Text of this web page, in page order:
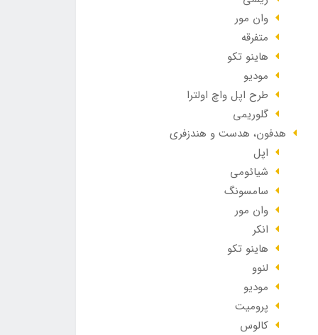
وان مور
متفرقه
هاینو تکو
مودیو
طرح اپل واچ اولترا
گلوریمی
هدفون، هدست و هندزفری
اپل
شیائومی
سامسونگ
وان مور
انکر
هاینو تکو
لنوو
مودیو
پرومیت
کالوس